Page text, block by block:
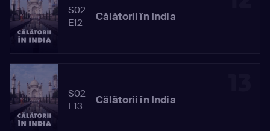
S02
E12
Călătorii în India
S02
E13
Călătorii în India